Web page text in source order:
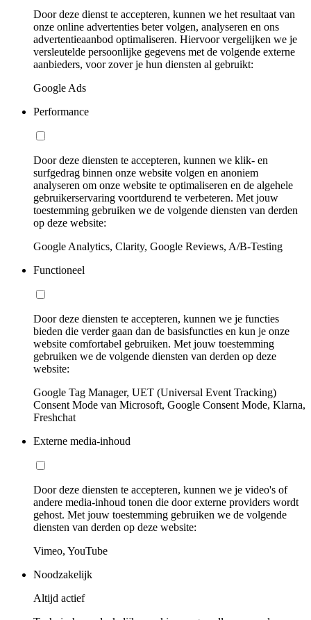
Door deze dienst te accepteren, kunnen we het resultaat van
onze online advertenties beter volgen, analyseren en ons
advertentieaanbod optimaliseren. Hiervoor vergelijken we je
versleutelde persoonlijke gegevens met de volgende externe
aanbieders, voor zover je hun diensten al gebruikt:
Google Ads
Performance
Door deze diensten te accepteren, kunnen we klik- en
surfgedrag binnen onze website volgen en anoniem
analyseren om onze website te optimaliseren en de algehele
gebruikerservaring voortdurend te verbeteren. Met jouw
toestemming gebruiken we de volgende diensten van derden
op deze website:
Google Analytics, Clarity, Google Reviews, A/B-Testing
Functioneel
Door deze diensten te accepteren, kunnen we je functies
bieden die verder gaan dan de basisfuncties en kun je onze
website comfortabel gebruiken. Met jouw toestemming
gebruiken we de volgende diensten van derden op deze
website:
Google Tag Manager, UET (Universal Event Tracking)
Consent Mode van Microsoft, Google Consent Mode, Klarna,
Freshchat
Externe media-inhoud
Door deze diensten te accepteren, kunnen we je video's of
andere media-inhoud tonen die door externe providers wordt
gehost. Met jouw toestemming gebruiken we de volgende
diensten van derden op deze website:
Vimeo, YouTube
Noodzakelijk
Altijd actief